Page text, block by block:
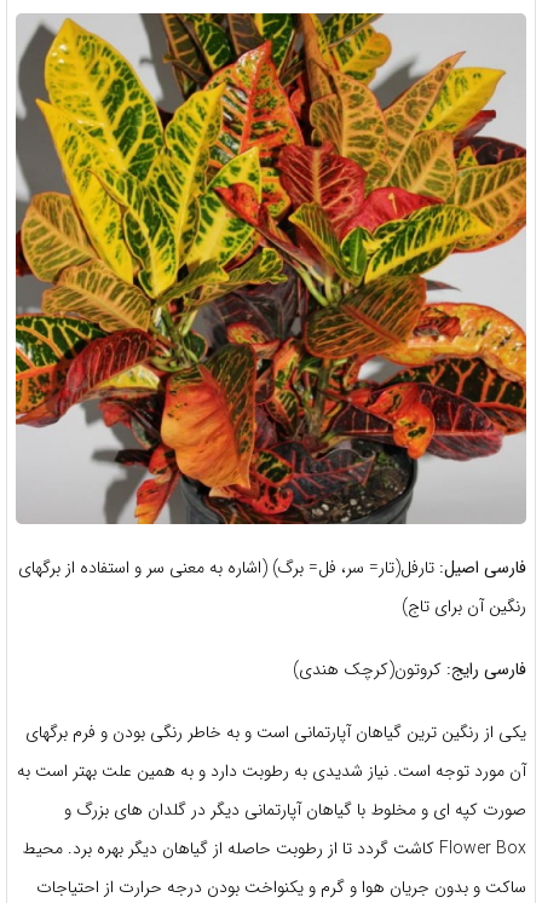
فارسی اصیل: تارفل(تار= سر، فل= برگ) (اشاره به معنی سر و استفاده از برگهای
رنگین آن برای تاج)
فارسی رایج: کروتون(کرچک هندی)
یکی از رنگین ترین گیاهان آپارتمانی است و به خاطر رنگی بودن و فرم برگهای
آن مورد توجه است. نیاز شدیدی به رطوبت دارد و به همین علت بهتر است به
صورت کپه ای و مخلوط با گیاهان آپارتمانی دیگر در گلدان های بزرگ و
Flower Box کاشت گردد تا از رطوبت حاصله از گیاهان دیگر بهره برد. محیط
ساکت و بدون جریان هوا و گرم و یکنواخت بودن درجه حرارت از احتیاجات